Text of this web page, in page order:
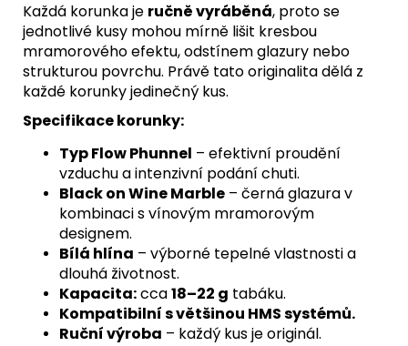
Každá korunka je ručně vyráběná, proto se
jednotlivé kusy mohou mírně lišit kresbou
mramorového efektu, odstínem glazury nebo
strukturou povrchu. Právě tato originalita dělá z
každé korunky jedinečný kus.
Specifikace korunky:
Typ Flow Phunnel – efektivní proudění
vzduchu a intenzivní podání chuti.
Black on Wine Marble – černá glazura v
kombinaci s vínovým mramorovým
designem.
Bílá hlína – výborné tepelné vlastnosti a
dlouhá životnost.
Kapacita:cca18–22 g tabáku.
Kompatibilní s většinou HMS systémů.
Ruční výroba – každý kus je originál.